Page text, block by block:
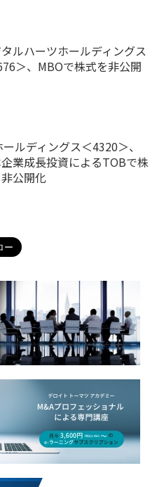
ルハーツホールディングス
＞、MBOで株式を非公開
ールディングス＜4320＞、
業成長投資によるTOBで株
公開化